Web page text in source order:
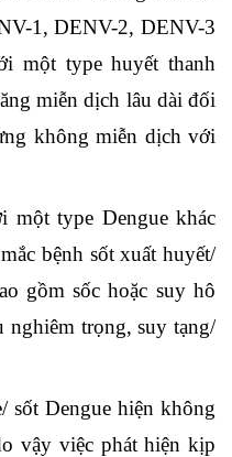
1, DENV-2, DENV-3
một type huyết thanh
miễn dịch lâu dài đối
không miễn dịch với
một type Dengue khác
bệnh sốt xuất huyết/
gồm sốc hoặc suy hô
nghiêm trọng, suy tạng/
sốt Dengue hiện không
vậy việc phát hiện kịp